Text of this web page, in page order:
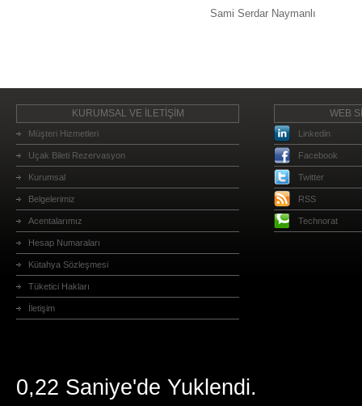
Sami Serdar Naymanlı
KURUMSAL VE İLETİŞİM
Müşteri Hizmetleri
Uçak Bileti Rezervasyon
Kurumsal
Belgelerimiz
Acentalarımız
Hesap Numaraları
Kütahya Sözleşmesi
Tüketici Hakları
İletişim
WEB
Linkedin
Facebook
Twitter
RSS
Technorat
0,22 Saniye'de Yuklendi.